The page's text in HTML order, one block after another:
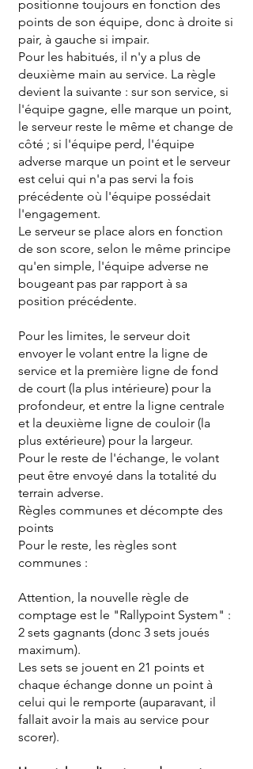
positionne toujours en fonction des
points de son équipe, donc à droite si
pair, à gauche si impair.
Pour les habitués, il n'y a plus de
deuxième main au service. La règle
devient la suivante : sur son service, si
l'équipe gagne, elle marque un point,
le serveur reste le même et change de
côté ; si l'équipe perd, l'équipe
adverse marque un point et le serveur
est celui qui n'a pas servi la fois
précédente où l'équipe possédait
l'engagement.
Le serveur se place alors en fonction
de son score, selon le même principe
qu'en simple, l'équipe adverse ne
bougeant pas par rapport à sa
position précédente.
Pour les limites, le serveur doit
envoyer le volant entre la ligne de
service et la première ligne de fond
de court (la plus intérieure) pour la
profondeur, et entre la ligne centrale
et la deuxième ligne de couloir (la
plus extérieure) pour la largeur.
Pour le reste de l'échange, le volant
peut être envoyé dans la totalité du
terrain adverse.
Règles communes et décompte des
points
Pour le reste, les règles sont
communes :
Attention, la nouvelle règle de
comptage est le "Rallypoint System" :
2 sets gagnants (donc 3 sets joués
maximum).
Les sets se jouent en 21 points et
chaque échange donne un point à
celui qui le remporte (auparavant, il
fallait avoir la mais au service pour
scorer).